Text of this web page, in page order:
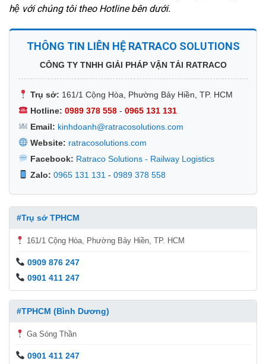
hệ với chúng tôi theo Hotline bên dưới.
THÔNG TIN LIÊN HỆ RATRACO SOLUTIONS
CÔNG TY TNHH GIẢI PHÁP VẬN TẢI RATRACO
Trụ sở: 161/1 Cộng Hòa, Phường Bảy Hiền, TP. HCM
Hotline: 0989 378 558- 0965 131 131
Email: kinhdoanh@ratracosolutions.com
Website: ratracosolutions.com
Facebook: Ratraco Solutions - Railway Logistics
Zalo: 0965 131 131 - 0989 378 558
#Trụ sở TPHCM
161/1 Cộng Hòa, Phường Bảy Hiền, TP. HCM
0909 876 247
0901 411 247
#TPHCM (Bình Dương)
Ga Sóng Thần
0901 411 247